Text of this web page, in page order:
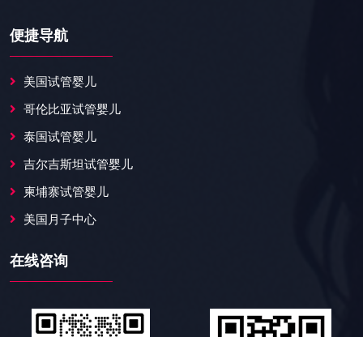
便捷导航
美国试管婴儿
哥伦比亚试管婴儿
泰国试管婴儿
吉尔吉斯坦试管婴儿
柬埔寨试管婴儿
美国月子中心
在线咨询